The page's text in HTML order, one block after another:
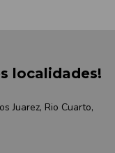
localidades!
Juarez, Rio Cuarto,